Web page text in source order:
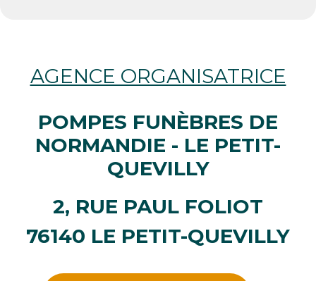
AGENCE ORGANISATRICE
POMPES FUNÈBRES DE
NORMANDIE - LE PETIT-
QUEVILLY
2, RUE PAUL FOLIOT
76140 LE PETIT-QUEVILLY